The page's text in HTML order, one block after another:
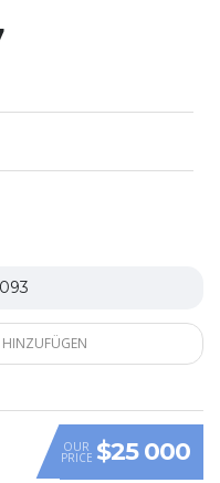
HINZUFÜGEN
OUR
PRICE $25 000